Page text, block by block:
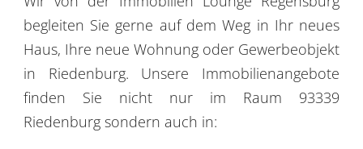
begleiten Sie gerne auf dem Weg in Ihr neues
Haus, Ihre neue Wohnung oder Gewerbeobjekt
in Riedenburg. Unsere Immobilienangebote
finden Sie nicht nur im Raum 93339
Riedenburg sondern auch in: